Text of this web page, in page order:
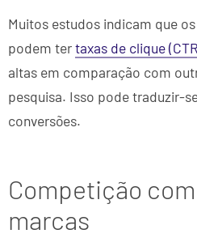
Muitos estudos indicam que
podem tertaxas de clique
altas em comparação com
pesquisa. Isso pode traduzir-
conversões.
Competição
marcas